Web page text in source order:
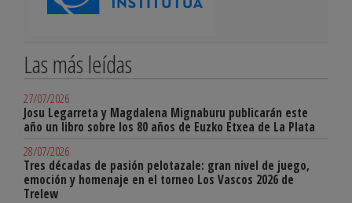
Las más leídas
27/07/2026
Josu Legarreta y Magdalena Mignaburu publicarán este
año un libro sobre los 80 años de Euzko Etxea de La Plata
28/07/2026
Tres décadas de pasión pelotazale: gran nivel de juego,
emoción y homenaje en el torneo Los Vascos 2026 de
Trelew